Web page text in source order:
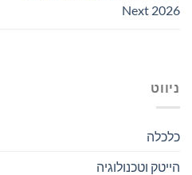
Next 2026
ניווט
כלכלה
הייטק וטכנולוגיה